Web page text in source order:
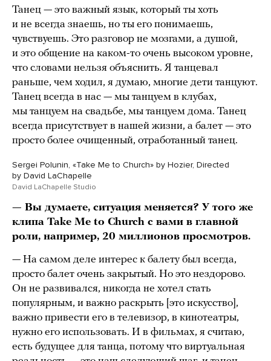
Танец — это важный язык, который ты хоть
и не всегда знаешь, но ты его понимаешь,
чувствуешь. Это разговор не мозгами, а душой,
и это общение на каком-то очень высоком уровне,
что словами нельзя объяснить. Я танцевал
раньше, чем ходил, я думаю, многие дети танцуют.
Танец всегда в нас — мы танцуем в клубах,
мы танцуем на свадьбе, мы танцуем дома. Танец
всегда присутствует в нашей жизни, а балет — это
просто более очищенный, отработанный танец.
Sergei Polunin, «Take Me to Church» by Hozier, Directed
by David LaChapelle
David LaChapelle Studio
— Вы думаете, ситуация меняется? У того же
клипа Take Me to Church c вами в главной
роли, например, 20 миллионов просмотров.
— На самом деле интерес к балету был всегда,
просто балет очень закрытый. Но это нездорово.
Он не развивался, никогда не хотел стать
популярным, и важно раскрыть [это искусство],
важно привести его в телевизор, в кинотеатры,
нужно его использовать. И в фильмах, я считаю,
есть будущее для танца, потому что виртуальная